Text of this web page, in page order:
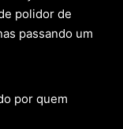
polidor de
passando um
por quem